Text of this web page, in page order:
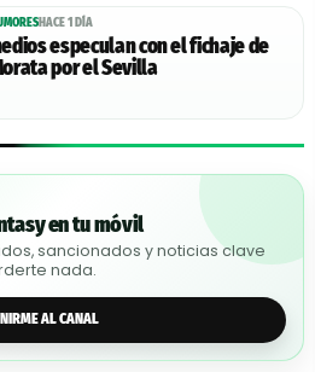
HACE 1 DÍA
especulan con el fichaje de
por el Sevilla
en tu móvil
sancionados y noticias clave
nada.
AL CANAL